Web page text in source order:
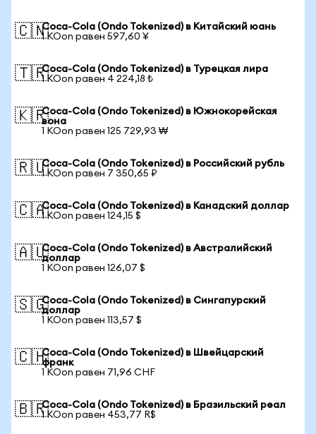
🇨🇳Coca-Cola (Ondo Tokenized) в Китайский юань
1 KOon равен 597,60 ¥
🇹🇷Coca-Cola (Ondo Tokenized) в Турецкая лира
1 KOon равен 4 224,18 ₺
🇰🇷Coca-Cola (Ondo Tokenized) в Южнокорейская
вона
1 KOon равен 125 729,93 ₩
🇷🇺Coca-Cola (Ondo Tokenized) в Российский рубль
1 KOon равен 7 350,65 ₽
🇨🇦Coca-Cola (Ondo Tokenized) в Канадский доллар
1 KOon равен 124,15 $
🇦🇺Coca-Cola (Ondo Tokenized) в Австралийский
доллар
1 KOon равен 126,07 $
🇸🇬Coca-Cola (Ondo Tokenized) в Сингапурский
доллар
1 KOon равен 113,57 $
🇨🇭Coca-Cola (Ondo Tokenized) в Швейцарский
франк
1 KOon равен 71,96 CHF
🇧🇷Coca-Cola (Ondo Tokenized) в Бразильский реал
1 KOon равен 453,77 R$